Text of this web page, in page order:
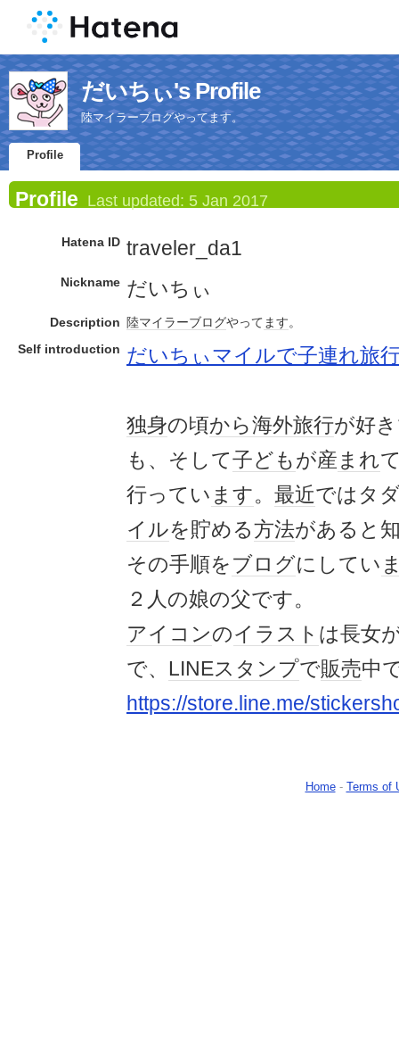
だいちぃ's Profile
陸マイラーブログやってます。
Profile
Profile Last updated: 5 Jan 2017
Hatena ID traveler_da1
Nickname だいちぃ
Description 陸マイラーブログやってます。
Self introduction だいちぃマイルで子連れ旅
独身の頃から海外旅行が好
も、そして子どもが産まれ
行ってい ます。 最近ではタ
イルを貯める方法があると
その手順をブログにしてい
２人の娘の父です。
アイコンのイラスト は長女
で、 LINEスタンプで販売中
https://store.line.me/
Home- Terms of